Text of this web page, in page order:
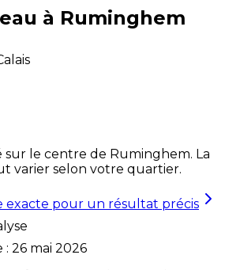
à Ruminghem
sur le centre de Ruminghem. La
varier selon votre quartier.
exacte pour un résultat précis
: 26 mai 2026